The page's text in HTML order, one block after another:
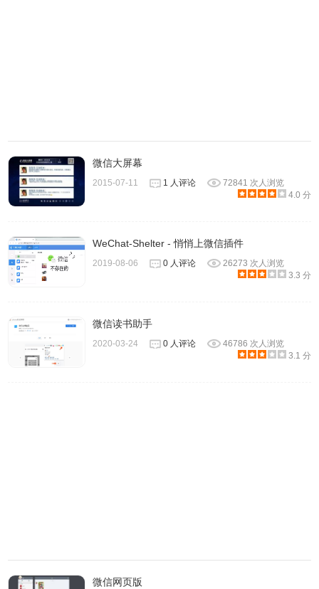
方案，实时记录客户行为，智能判断客户意向，精准找出高
价值用户，及时提醒客户在群内打广告、变相引流等行为，
维护健康有序的社群环境。
微信大屏幕
2015-07-11 1 人评论
72841 次人浏览
4.0 分
WeChat-Shelter - 悄悄上微信插件
2019-08-06 0 人评论
26273 次人浏览
3.3 分
微信读书助手
2020-03-24 0 人评论
46786 次人浏览
3.1 分
微信网页版